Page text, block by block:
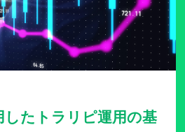
したトラリピ運用の基